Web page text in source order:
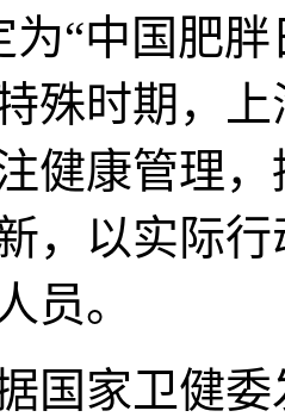
为“中国肥
殊时期，
健康管理
，以实际
员。
国家卫健